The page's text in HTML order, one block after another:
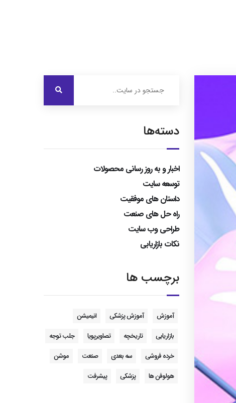
دسته‌ها
اخبار و به روز رسانی محصولات
توسعه سایت
داستان های موفقیت
راه حل های صنعت
طراحی وب سایت
نکات بازاریابی
برچسب ها
آموزش آموزش پزشکی
انیمیشن
بازاریابی
تاریخچه تصاویرپویا
جلب توجه
خرده فروشی
سه بعدی صنعت
موشن
هولوفن ها
پزشکی پیشرفت